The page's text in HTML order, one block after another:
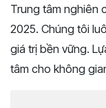
Trung tâm nghiên
2025. Chúng tôi
giá trị bền vững.
tâm cho không